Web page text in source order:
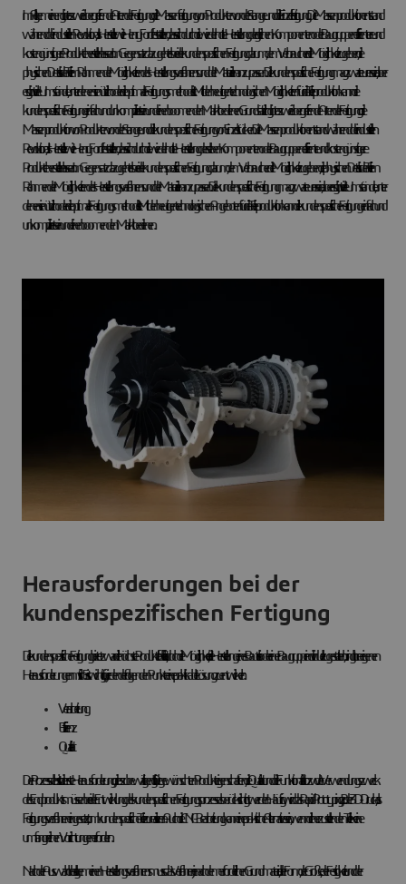
Im Allgemeinen gibt es zwei übergreifende Arten der Fertigung: die Massenfertigung von Produkten von der Stange und die Einzelfertigung. Die Massenproduktion entstand
während der industriellen Revolution, als Hersteller wie Henry Ford feststellten, dass sich durch die wiederholte Herstellung der gleichen Komponenten oder Baugruppen effizientere und
kostengünstigere Produkte herstellen lassen. Im Gegensatz dazu geht es bei der kundenspezifischen Fertigung darum, dem Verbraucher die Möglichkeit zu geben, die
physischen Details der Teile im Rahmen der Möglichkeiten des Herstellungsverfahrens und der Materialien anzupassen. Die kundenspezifische Fertigung mag zwar teurer sein, aber
es gibt viele Umstände, unter denen sie nützlich oder die optimale Fertigungsmethode ist. Mit den heutigen technologischen Möglichkeiten für die Teileproduktion kann die
kundenspezifische Fertigung einfach und unkompliziert sein und einen boomenden Markt bedienen.Grundsätzlich gibt es zwei übergreifende Arten der Fertigung: die
Massenproduktion von Produkten von der Stange und die kundenspezifische Fertigung von Einzelstücken. Die Massenproduktion entstand während der industriellen
Revolution, als Hersteller wie Henry Ford feststellten, dass sich durch die wiederholte Herstellung derselben Komponenten oder Baugruppen effiziente und kostengünstigere
Produkte herstellen lassen. Im Gegensatz dazu geht es bei der kundenspezifischen Fertigung darum, dem Verbraucher die Möglichkeit zu geben, die physischen Details der Teile im
Rahmen der Möglichkeiten des Herstellungsverfahrens und der Materialien anzupassen. Die kundenspezifische Fertigung mag zwar teurer sein, aber es gibt viele Umstände, unter
denen sie nützlich oder die optimale Fertigungsmethode ist. Mit den heutigen technologischen Angeboten für die Teileproduktion kann die kundenspezifische Fertigung einfach und
unkompliziert sein und einen boomenden Markt bedienen.
Herausforderungen bei der
kundenspezifischen Fertigung
Die kundenspezifische Fertigung bietet zwar die höchste Produktflexibilität, doch die Möglichkeit, die Herstellung eines Bauteils oder einer Baugruppe individuell zu gestalten, bringt ihre eigenen
Herausforderungen mit sich. Es ist wichtig, für jeden der folgenden Punkte eine praktikable Lösung zu entwickeln:
Verarbeitung
Effizienz
Qualität
Der Prozess selbst ist die erste Herausforderung, die es zu bewältigen gilt. Die gewünschten Produkteigenschaften, die Qualität und die Funktionalität bzw. der Verwendungszweck
des Endprodukts müssen bei der Entwicklung des kundenspezifischen Fertigungsprozesses berücksichtigt werden. Häufig wird das Rapid Prototyping, z. B. der 3D-Druck, als
Fertigungsverfahren eingesetzt, um kundenspezifische Teile zu realisieren. Auch die CNC-Bearbeitung kann eine praktische Alternative sein, wenn die herzustellenden Teile keine
umfangreichen Vorrichtungen erfordern.
Nach der Auswahl des allgemeinen Herstellungsverfahrens muss das Verfahren je nach dem erforderlichen Grundmaterial, der Form, der Größe, der Festigkeit und der